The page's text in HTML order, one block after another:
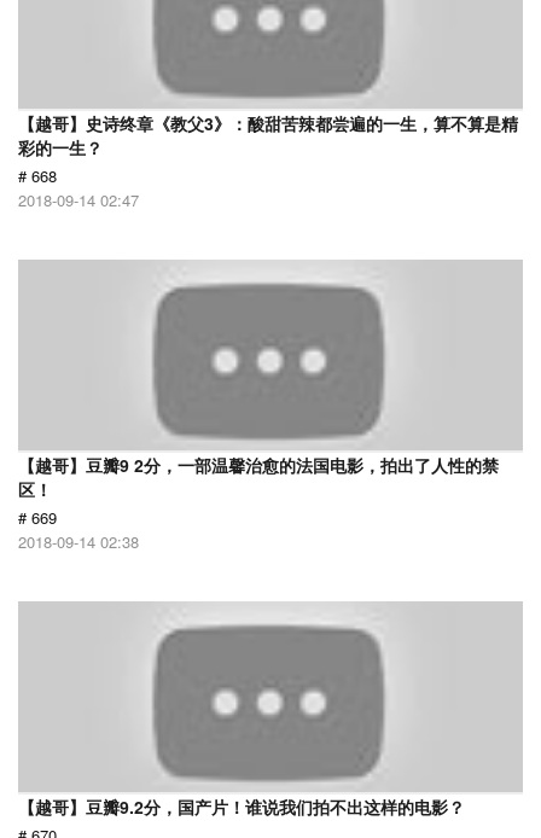
【越哥】史诗终章《教父3》：酸甜苦辣都尝遍的一生，算不算是精
彩的一生？
# 668
2018-09-14 02:47
【越哥】豆瓣9 2分，一部温馨治愈的法国电影，拍出了人性的禁
区！
# 669
2018-09-14 02:38
【越哥】豆瓣9.2分，国产片！谁说我们拍不出这样的电影？